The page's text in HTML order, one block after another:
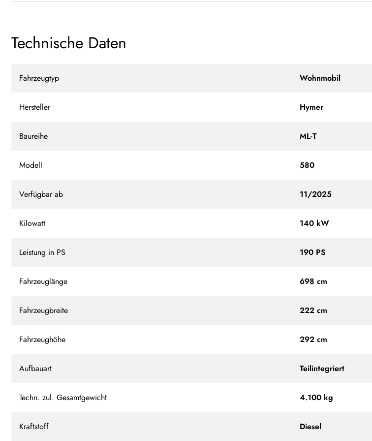
Technische Daten
Fahrzeugtyp Wohnmobil
Hersteller Hymer
Baureihe ML-T
Modell 580
Verfügbar ab 11/2025
Kilowatt 140 kW
Leistung in PS 190 PS
Fahrzeuglänge 698 cm
Fahrzeugbreite 222 cm
Fahrzeughöhe 292 cm
Aufbauart Teilintegriert
Techn. zul. Gesamtgewicht 4.100 kg
Kraftstoff Diesel